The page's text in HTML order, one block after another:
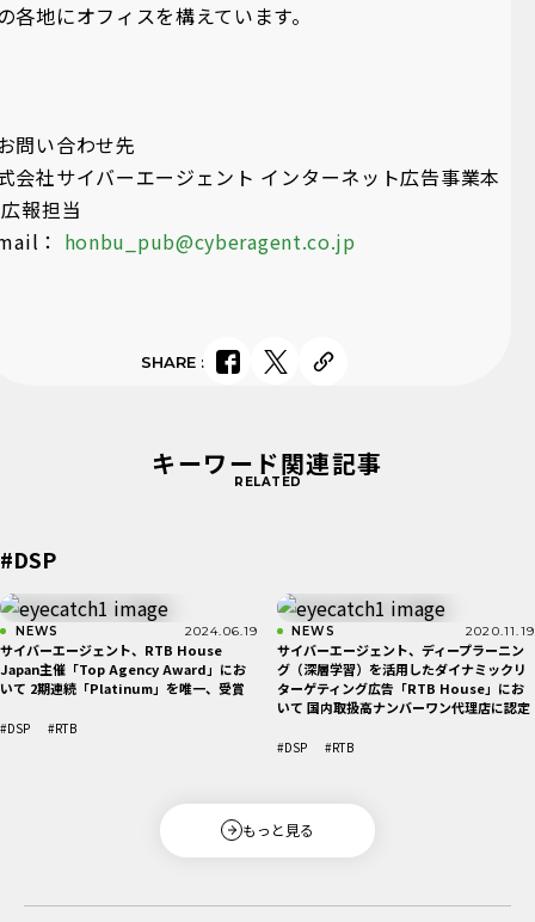
各地にオフィスを構えています。
問い合わせ先
会社サイバーエージェント インターネット広告事業本
報担当
： honbu_pub@cyberagent.co.jp
SHARE:
キーワード関連記事
RELATED
#DSP
もっと見る
NEWS 2024.06.19
サイバーエージェント、RTB House
Japan主催「Top Agency Award」にお
いて 2期連続「Platinum」を唯一、受賞
#DSP #RTB
NEWS 2020.11.19
サイバーエージェント、ディープラーニン
グ（深層学習）を活用したダイナミックリ
ターゲティング広告「RTB House」にお
いて 国内取扱高ナンバーワン代理店に認定
#DSP #RTB